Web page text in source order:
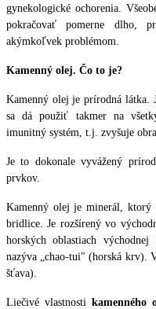
gynekologické ochorenia.
pokračovať pomerne dlho,
akýmkoľvek problémom.
Kamenný olej. Čo to je?
Kamenný olej je prírodná látka.
sa dá použiť takmer na
imunitný systém, t.j. zvyšuje
Je to dokonale vyvážený
prvkov.
Kamenný olej je minerál, ktorý
bridlice. Je rozšírený vo
horských oblastiach
nazýva „chao-tui" (horská krv).
šťava).
Liečivé vlastnosti kamenného